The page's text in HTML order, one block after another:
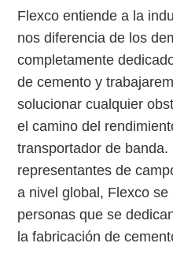
Flexco entiende a la
nos diferencia de los
completamente
de cemento y
solucionar cualquier
el camino del
transportador de
representantes de
a nivel global, Flexco
personas que se
la fabricación de